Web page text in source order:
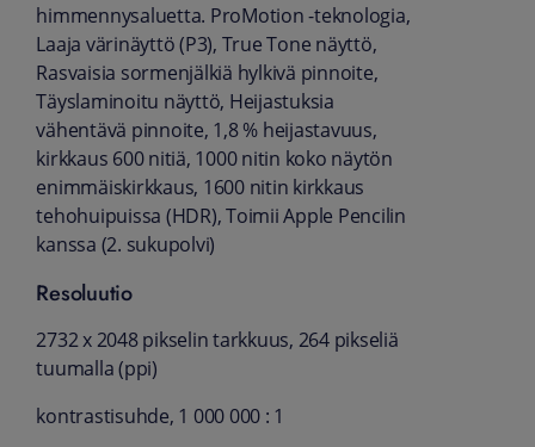
himmennysaluetta. ProMotion -teknologia,
Laaja värinäyttö (P3), True Tone näyttö,
Rasvaisia sormenjälkiä hylkivä pinnoite,
Täyslaminoitu näyttö, Heijastuksia
vähentävä pinnoite, 1,8 % heijastavuus,
kirkkaus 600 nitiä, 1000 nitin koko näytön
enimmäiskirkkaus, 1600 nitin kirkkaus
tehohuipuissa (HDR), Toimii Apple Pencilin
kanssa (2. sukupolvi)
Resoluutio
2732 x 2048 pikselin tarkkuus, 264 pikseliä
tuumalla (ppi)
kontrastisuhde, 1 000 000 : 1